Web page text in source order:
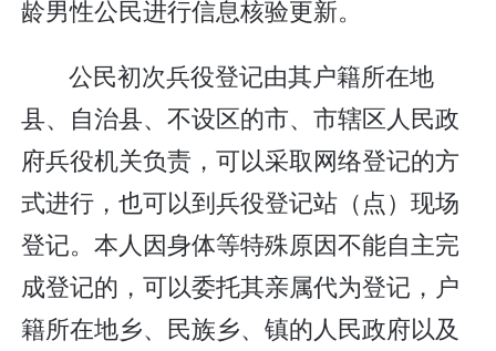
龄男性公民进行信息核验更新。
公民初次兵役登记由其户籍所在地
县、自治县、不设区的市、市辖区人民政
府兵役机关负责，可以采取网络登记的方
式进行，也可以到兵役登记站（点）现场
登记。本人因身体等特殊原因不能自主完
成登记的，可以委托其亲属代为登记，户
籍所在地乡、民族乡、镇的人民政府以及